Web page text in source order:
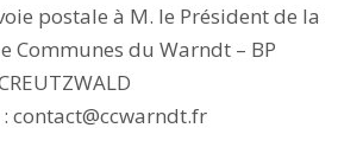
postale à M. le Président de la
Communes du Warndt – BP
contact@ccwarndt.fr